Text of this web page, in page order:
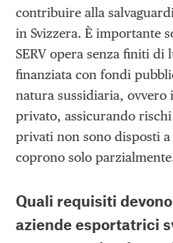
contribuire alla
in Svizzera. È importante
SERV opera senza finiti di
finanziata con fondi
natura sussidiaria, ovvero
privato, assicurando
privati non sono disposti
coprono solo
Quali requisiti
aziende esportatrici